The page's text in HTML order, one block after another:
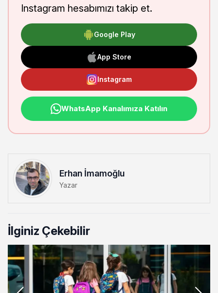
Instagram hesabımızı takip et.
Google Play
App Store
Instagram
WhatsApp Kanalımıza Katılın
Erhan İmamoğlu
Yazar
İlginiz Çekebilir